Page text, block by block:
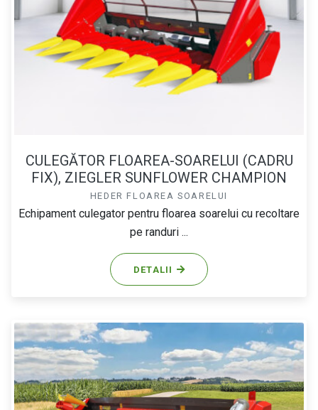
CULEGĂTOR FLOAREA-SOARELUI (CADRU
FIX), ZIEGLER SUNFLOWER CHAMPION
HEDER FLOAREA SOARELUI
Echipament culegator pentru floarea soarelui cu recoltare
pe randuri ...
DETALII